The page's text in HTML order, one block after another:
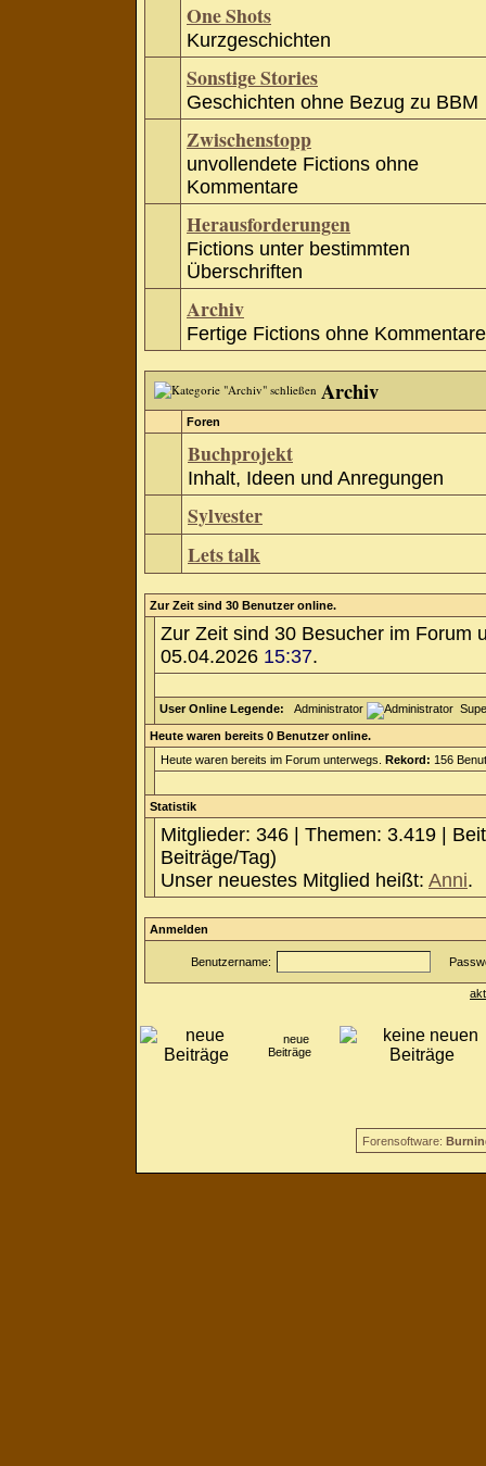
One Shots
Kurzgeschichten
Sonstige Stories
Geschichten ohne Bezug zu BBM
Zwischenstopp
unvollendete Fictions ohne
Kommentare
Herausforderungen
Fictions unter bestimmten
Überschriften
Archiv
Fertige Fictions ohne Kommentare
Archiv
Foren
Buchprojekt
Inhalt, Ideen und Anregungen
Sylvester
Lets talk
Zur Zeit sind 30 Benutzer online.
Zur Zeit sind 30 Besucher im Forum
05.04.2026 15:37.
User Online Legende: Administrator
Heute waren bereits 0 Benutzer online.
Heute waren bereits im Forum unterwegs. Rekord: 156
Statistik
Mitglieder: 346 | Themen: 3.419 |
Beiträge/Tag)
Unser neuestes Mitglied heißt: Anni.
Anmelden
Benutzername:
neue
Beiträge
Forensoftware: